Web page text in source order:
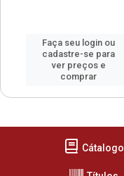
Faça seu login ou
cadastre-se para
ver preços e
comprar
Cátalogo